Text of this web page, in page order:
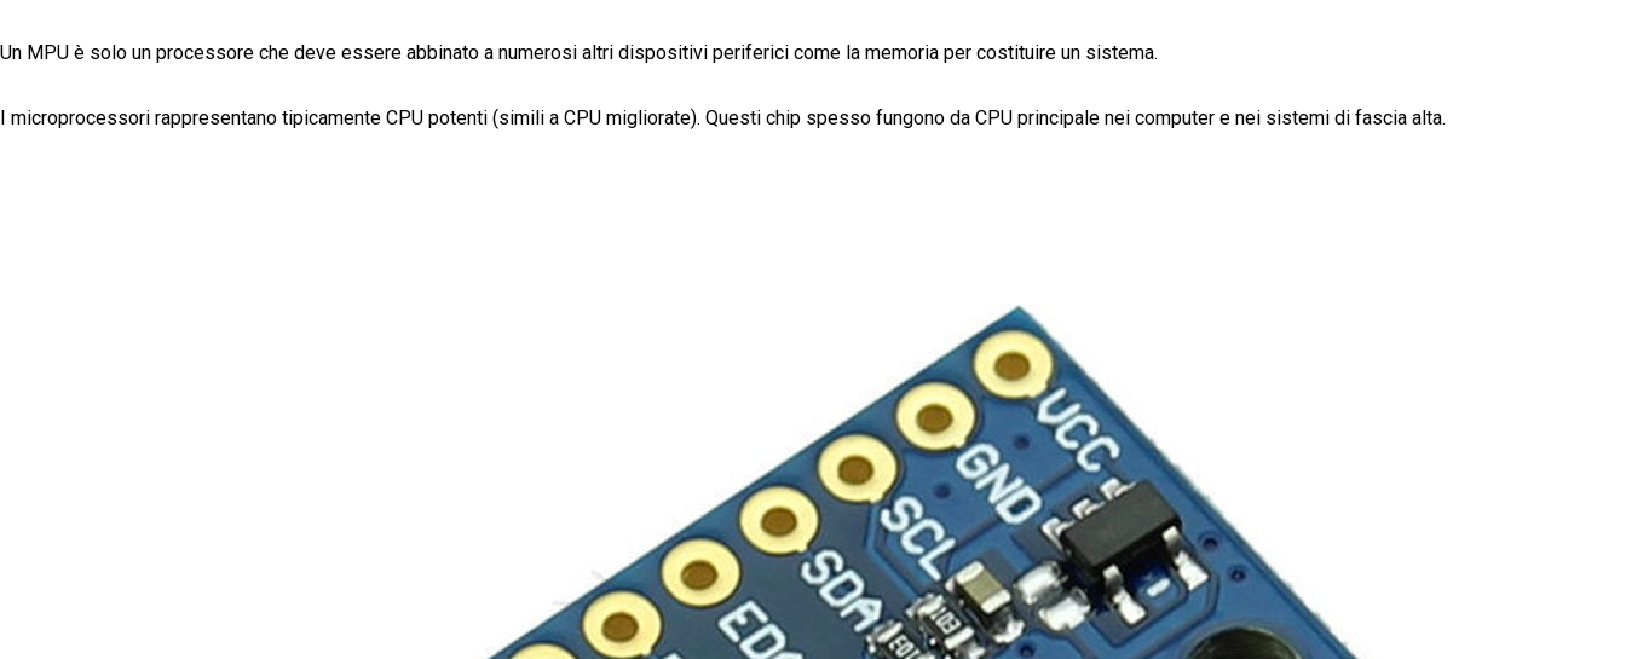
Un MPU è solo un processore che deve essere abbinato a numerosi altri dispositivi periferici come la memoria per costituire un sistema.
I microprocessori rappresentano tipicamente CPU potenti (simili a CPU migliorate). Questi chip spesso fungono da CPU principale nei computer e nei sistemi di fascia alta.